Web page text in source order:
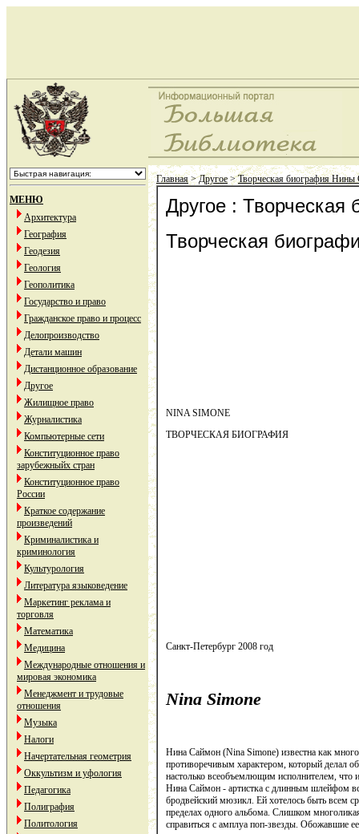
МЕНЮ
Архитектура
География
Геодезия
Геология
Геополитика
Государство и право
Гражданское право и процесс
Делопроизводство
Детали машин
Дистанционное образование
Другое
Жилищное право
Журналистика
Компьютерные сети
Конституционное право
зарубежныйх стран
Конституционное право
России
Краткое содержание
произведений
Криминалистика и
криминология
Культурология
Литература языковедение
Маркетинг реклама и
торговля
Математика
Медицина
Международные отношения и
мировая экономика
Менеджмент и трудовые
отношения
Музыка
Налоги
Начертательная геометрия
Оккультизм и уфология
Педагогика
Полиграфия
Политология
Главная>Другое>Творческая биография
Другое :
Творческая
NINA SIMONE
ТВОРЧЕСКАЯ БИОГРАФИЯ
Санкт-Петербург 2008 год
Nina Simone
Нина Саймон (Nina Simone) известна как
противоречивым характером, который делал
настолько всеобъемлющим исполнителем, что
Нина Саймон - артистка с длинным шлейфом
бродвейский мюзикл. Ей хотелось быть всем
пределах одного альбома. Слишком
справиться с амплуа поп-звезды. Обожавшие